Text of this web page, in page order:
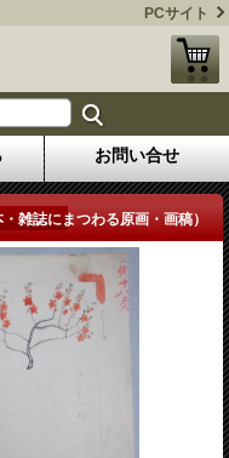
PCサイト
お問い合せ
雑誌にまつわる原画・画稿）